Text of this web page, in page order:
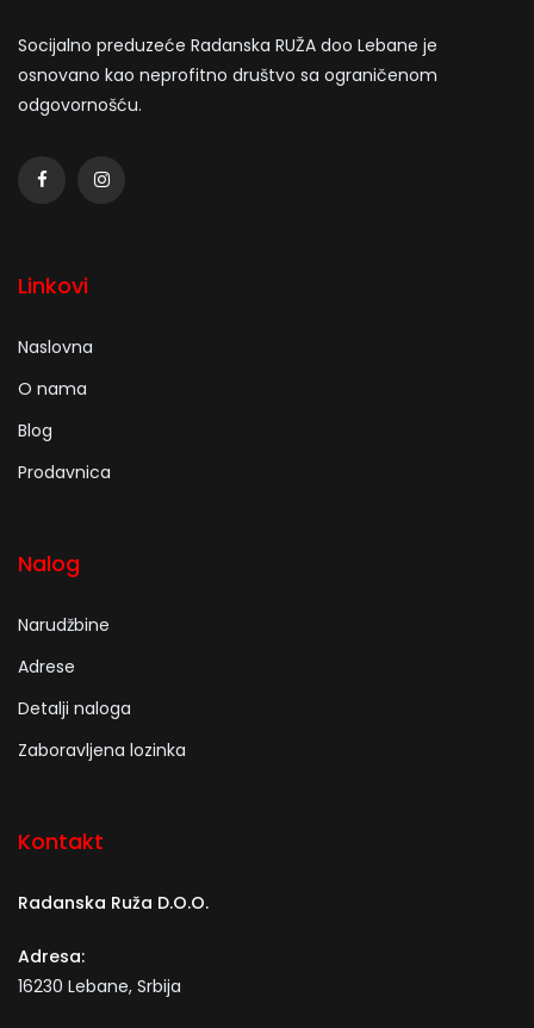
Socijalno preduzeće Radanska RUŽA doo Lebane je
osnovano kao neprofitno društvo sa ograničenom
odgovornošću.
Linkovi
Naslovna
O nama
Blog
Prodavnica
Nalog
Narudžbine
Adrese
Detalji naloga
Zaboravljena lozinka
Kontakt
Radanska Ruža D.O.O.
Adresa:
16230 Lebane, Srbija